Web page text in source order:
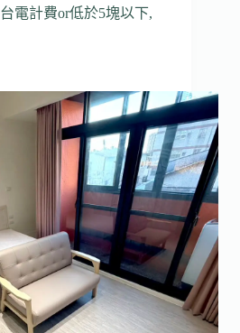
台電計費or低於5塊以下,